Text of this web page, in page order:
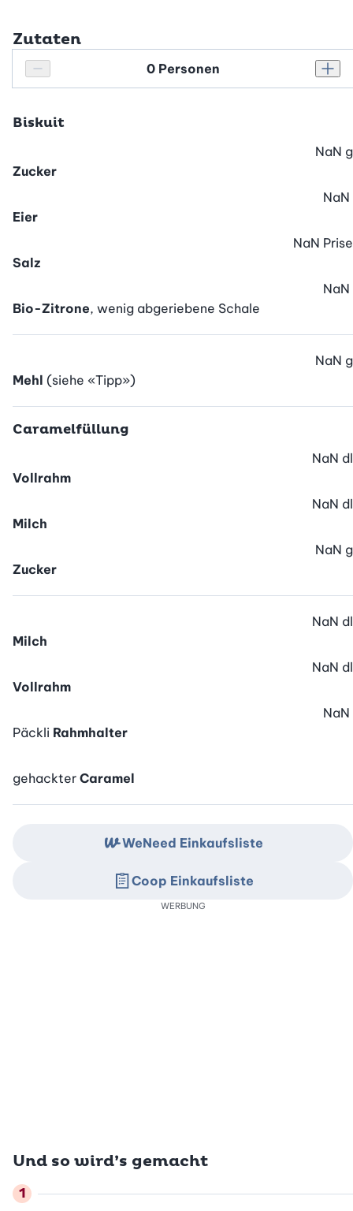
Zutaten
Personenanzahl verringern
Personenanzahl
Biskuit
Zucker
NaN g
Eier
NaN
Salz
NaN Prise
Bio-Zitrone, wenig abgeriebene Schale
NaN
Mehl (siehe «Tipp»)
NaN g
Caramelfüllung
Vollrahm
NaN dl
Milch
NaN dl
Zucker
NaN g
Milch
NaN dl
Vollrahm
NaN dl
Päckli Rahmhalter
NaN
gehackter Caramel
Und so wird’s gemacht
WeNeed Einkaufsliste
Coop Einkaufsliste
WERBUNG